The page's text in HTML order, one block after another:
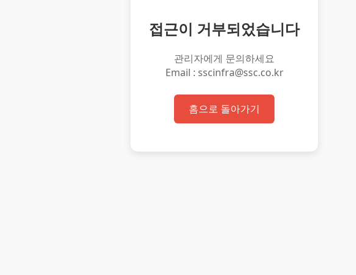
접근이 거부되었습니다
관리자에게 문의하세요
Email : sscinfra@ssc.co.kr
홈으로 돌아가기